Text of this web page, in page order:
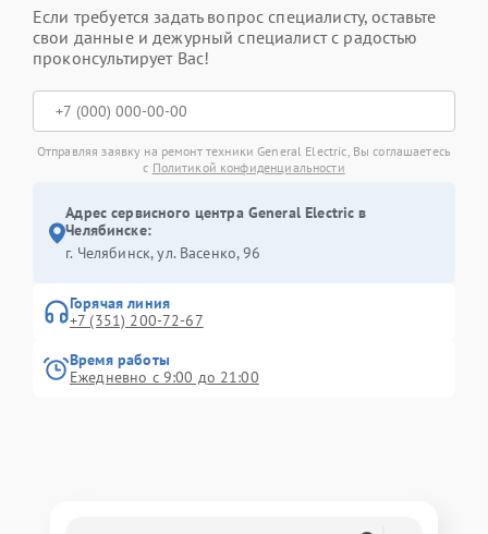
Если требуется задать вопрос специалисту, оставьте
свои данные и дежурный специалист с радостью
проконсультирует Вас!
Отправляя заявку на ремонт техники General Electric, Вы соглашаетесь
с Политикой конфиденциальности
Адрес сервисного центра General Electric в
Челябинске:
г. Челябинск, ул. Васенко, 96
Горячая линия
+7 (351) 200-72-67
Время работы
Ежедневно с 9:00 до 21:00